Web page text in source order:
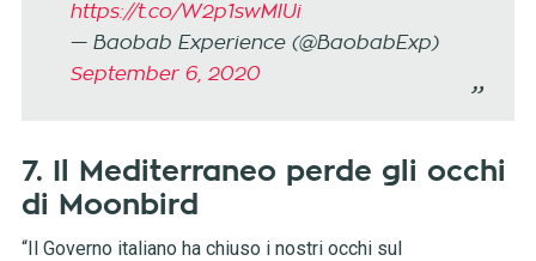
https://t.co/W2p1swMlUi
— Baobab Experience (@BaobabExp)
September 6, 2020
7. Il Mediterraneo perde gli occhi
di Moonbird
“Il Governo italiano ha chiuso i nostri occhi sul